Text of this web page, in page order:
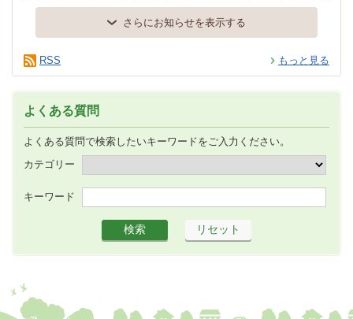
さらにお知らせを表示する
もっと見る
RSS
よくある質問
よくある質問で検索したいキーワードをご入力ください。
カテゴリー
キーワード